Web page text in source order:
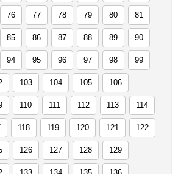
76 77 78 79 80 81
85 86 87 88 89 90
94 95 96 97 98 99
103 104 105 106
110 111 112 113 114
118 119 120 121 122
126 127 128 129